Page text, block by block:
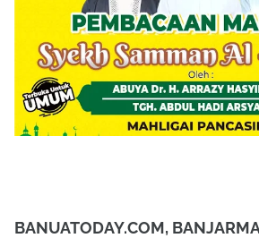
BANUATODAY.COM,